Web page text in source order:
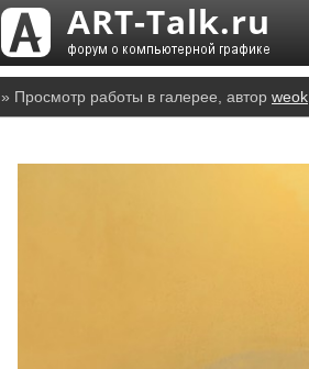
» Просмотр работы в галерее, автор weok